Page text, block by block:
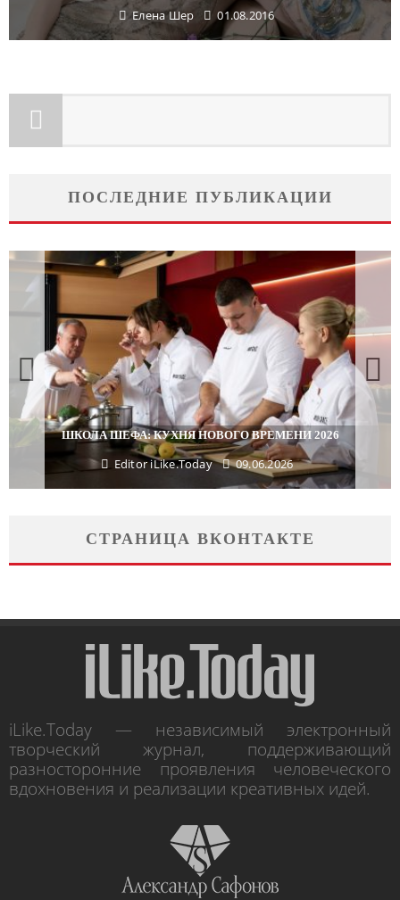
Елена Шер 01.08.2016
ПОСЛЕДНИЕ ПУБЛИКАЦИИ
ШКОЛА ШЕФА: КУХНЯ НОВОГО ВРЕМЕНИ 2026
Editor iLike.Today 09.06.2026
СТРАНИЦА ВКОНТАКТЕ
iLike.Today — независимый электронный
творческий журнал, поддерживающий
разносторонние проявления человеческого
вдохновения и реализации креативных идей.